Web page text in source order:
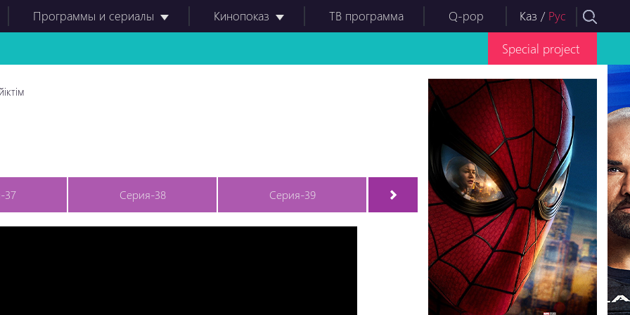
Каз / Рус
Программы и сериалы Кинопоказ ТВ программа Q-pop
Special project
37 Серия-38 Серия-39 Серия-40 Серия-41